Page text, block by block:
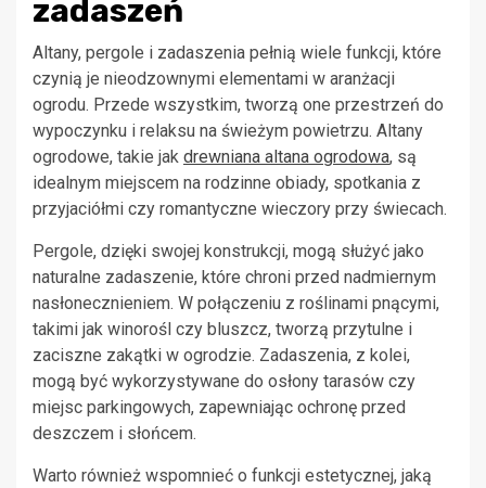
zadaszeń
Altany, pergole i zadaszenia pełnią wiele funkcji, które
czynią je nieodzownymi elementami w aranżacji
ogrodu. Przede wszystkim, tworzą one przestrzeń do
wypoczynku i relaksu na świeżym powietrzu. Altany
ogrodowe, takie jak drewniana altana ogrodowa, są
idealnym miejscem na rodzinne obiady, spotkania z
przyjaciółmi czy romantyczne wieczory przy świecach.
Pergole, dzięki swojej konstrukcji, mogą służyć jako
naturalne zadaszenie, które chroni przed nadmiernym
nasłonecznieniem. W połączeniu z roślinami pnącymi,
takimi jak winorośl czy bluszcz, tworzą przytulne i
zaciszne zakątki w ogrodzie. Zadaszenia, z kolei,
mogą być wykorzystywane do osłony tarasów czy
miejsc parkingowych, zapewniając ochronę przed
deszczem i słońcem.
Warto również wspomnieć o funkcji estetycznej, jaką